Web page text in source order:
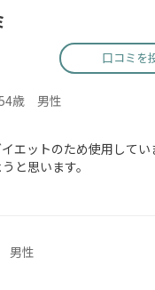
口コミを
歳 男性
エットのため使用してい
と思います。
男性